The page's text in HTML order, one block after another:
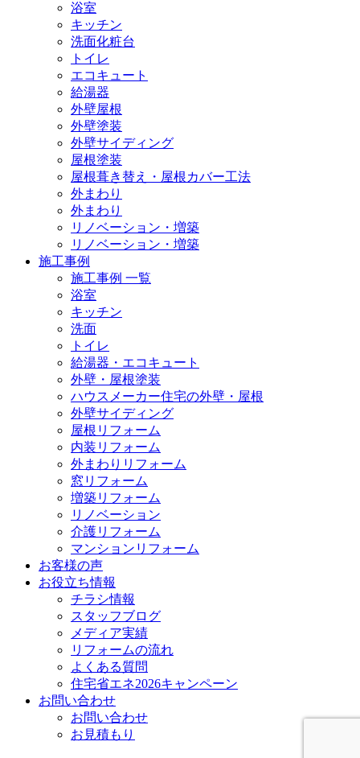
浴室
キッチン
洗面化粧台
トイレ
エコキュート
給湯器
外壁屋根
外壁塗装
外壁サイディング
屋根塗装
屋根葺き替え・屋根カバー工法
外まわり
外まわり
リノベーション・増築
リノベーション・増築
施工事例
施工事例 一覧
浴室
キッチン
洗面
トイレ
給湯器・エコキュート
外壁・屋根塗装
ハウスメーカー住宅の外壁・屋根
外壁サイディング
屋根リフォーム
内装リフォーム
外まわりリフォーム
窓リフォーム
増築リフォーム
リノベーション
介護リフォーム
マンションリフォーム
お客様の声
お役立ち情報
チラシ情報
スタッフブログ
メディア実績
リフォームの流れ
よくある質問
住宅省エネ2026キャンペーン
お問い合わせ
お問い合わせ
お見積もり